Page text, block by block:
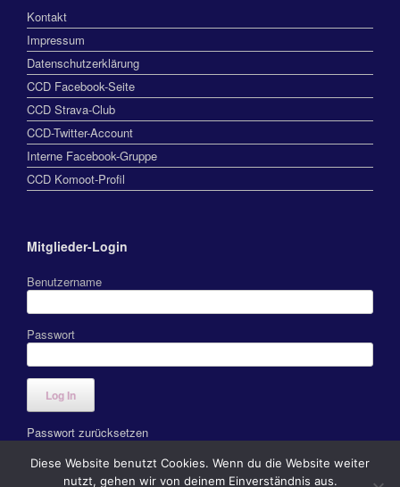
Kontakt
Impressum
Datenschutzerklärung
CCD Facebook-Seite
CCD Strava-Club
CCD-Twitter-Account
Interne Facebook-Gruppe
CCD Komoot-Profil
Mitglieder-Login
Benutzername
Passwort
Passwort zurücksetzen
Diese Website benutzt Cookies. Wenn du die Website weiter
nutzt, gehen wir von deinem Einverständnis aus.